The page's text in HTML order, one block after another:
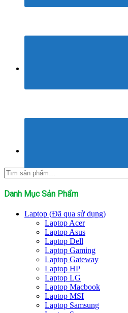
Tìm
kiếm:
Danh Mục Sản Phẩm
Laptop (Đã qua sử dụng)
Laptop Acer
Laptop Asus
Laptop Dell
Laptop Gaming
Laptop Gateway
Laptop HP
Laptop LG
Laptop Macbook
Laptop MSI
Laptop Samsung